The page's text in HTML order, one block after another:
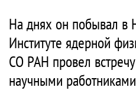
На днях он побывал в
Институте ядерной
СО РАН провел
научными